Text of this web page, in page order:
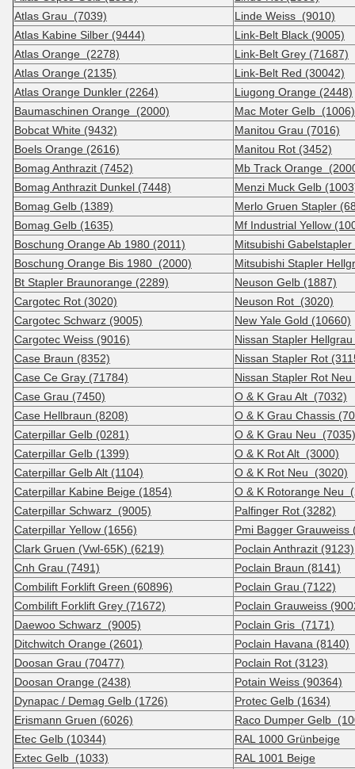
Atlas Grau (7039)
Linde Weiss (9010)
Atlas Kabine Silber (9444)
Link-Belt Black (9005)
Atlas Orange (2278)
Link-Belt Grey (71687)
Atlas Orange (2135)
Link-Belt Red (30042)
Atlas Orange Dunkler (2264)
Liugong Orange (2448)
Baumaschinen Orange (2000)
Mac Moter Gelb (1006)
Bobcat White (9432)
Manitou Grau (7016)
Boels Orange (2616)
Manitou Rot (3452)
Bomag Anthrazit (7452)
Mb Track Orange
Bomag Anthrazit Dunkel (7448)
Menzi Muck Gelb
Bomag Gelb (1389)
Merlo Gruen Stapler
Bomag Gelb (1635)
Mf Industrial Yellow
Boschung Orange Ab 1980 (2011)
Mitsubishi
Boschung Orange Bis 1980 (2000)
Mitsubishi Stapler
Bt Stapler Braunorange (2289)
Neuson Gelb (1887)
Cargotec Rot (3020)
Neuson Rot (3020)
Cargotec Schwarz (9005)
New Yale Gold (10660)
Cargotec Weiss (9016)
Nissan Stapler
Case Braun (8352)
Nissan Stapler Rot
Case Ce Gray (71784)
Nissan Stapler Rot
Case Grau (7450)
O & K Grau Alt (7032)
Case Hellbraun (8208)
O & K Grau Chassis
Caterpillar Gelb (0281)
O & K Grau Neu (7035)
Caterpillar Gelb (1399)
O & K Rot Alt (3000)
Caterpillar Gelb Alt (1104)
O & K Rot Neu (3020)
Caterpillar Kabine Beige (1854)
O & K Rotorange Neu
Caterpillar Schwarz (9005)
Palfinger Rot (3282)
Caterpillar Yellow (1656)
Pmi Bagger Grauweiss
Clark Gruen (Vwl-65K) (6219)
Poclain Anthrazit (9123)
Cnh Grau (7491)
Poclain Braun (8141)
Combilift Forklift Green (60896)
Poclain Grau (7122)
Combilift Forklift Grey (71672)
Poclain Grauweiss
Daewoo Schwarz (9005)
Poclain Gris (7171)
Ditchwitch Orange (2601)
Poclain Havana (8140)
Doosan Grau (70477)
Poclain Rot (3123)
Doosan Orange (2438)
Potain Weiss (90364)
Dynapac / Demag Gelb (1726)
Protec Gelb (1634)
Erismann Gruen (6026)
Raco Dumper Gelb
Etec Gelb (10344)
RAL 1000 Grünbeige
Extec Gelb (1033)
RAL 1001 Beige